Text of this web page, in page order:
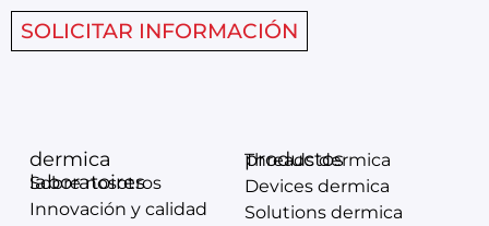
SOLICITAR INFORMACIÓN
dermica
laboratoires
Sobre nosotros
Innovación y calidad
productos
Threads dermica
Devices dermica
Solutions dermica